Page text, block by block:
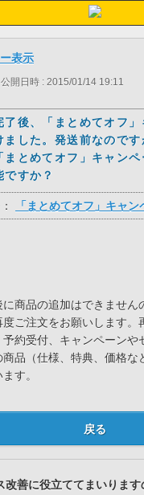
表示
公開日時 : 2015/01/14 19:11
了後、「まとめてオフ
ました。発送前なので
まとめてオフ」キャン
ですか？
「まとめてオフ」キャン
に商品の追加はできません
度ご注文をお願いします。
約受付、キャンペーンや
商品（仕様、特典、価格な
す。
戻る
改善に役立ててまいりま